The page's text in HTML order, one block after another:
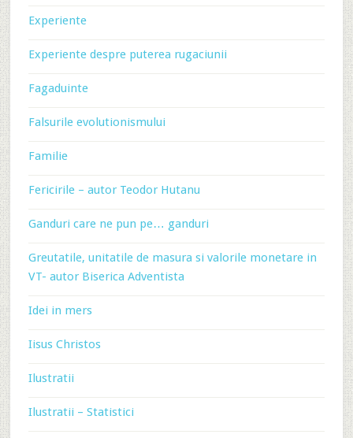
Experiente
Experiente despre puterea rugaciunii
Fagaduinte
Falsurile evolutionismului
Familie
Fericirile – autor Teodor Hutanu
Ganduri care ne pun pe… ganduri
Greutatile, unitatile de masura si valorile monetare in
VT- autor Biserica Adventista
Idei in mers
Iisus Christos
Ilustratii
Ilustratii – Statistici